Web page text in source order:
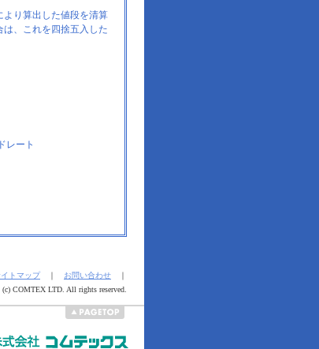
より算出した値段を清算
、これを四捨五入した
レート
トマップ｜ お問い合わせ ｜
COMTEX LTD. All rights reserved.